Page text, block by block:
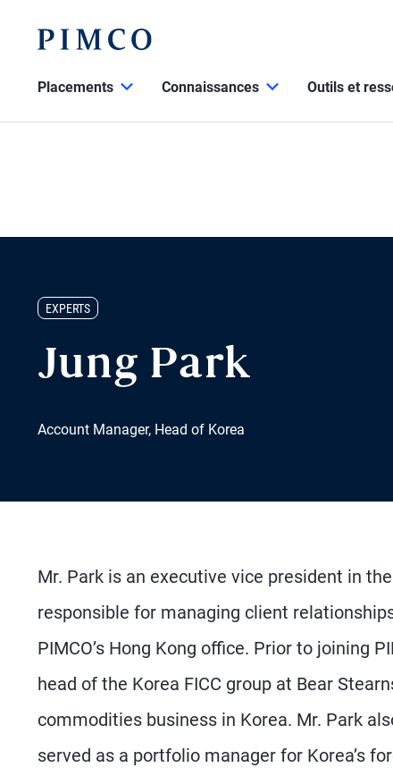
Placements Connaissances Outils et
EXPERTS
Jung Park
Account Manager, Head of Korea
Mr. Park is an executive vice president in
responsible for managing client
PIMCO’s Hong Kong office. Prior to joining
head of the Korea FICC group at Bear
commodities business in Korea. Mr. Park
served as a portfolio manager for Korea’s